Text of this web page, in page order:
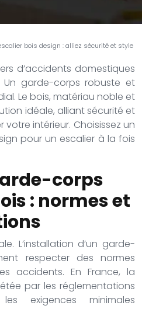
bois design : alliez sécurité et style
d’accidents domestiques
Un garde-corps robuste et
Le bois, matériau noble et
idéale, alliant sécurité et
votre intérieur. Choisissez un
pour un escalier à la fois
corps
: normes et
L’installation d’un garde-
respecter des normes
accidents. En France, la
par les réglementations
exigences minimales